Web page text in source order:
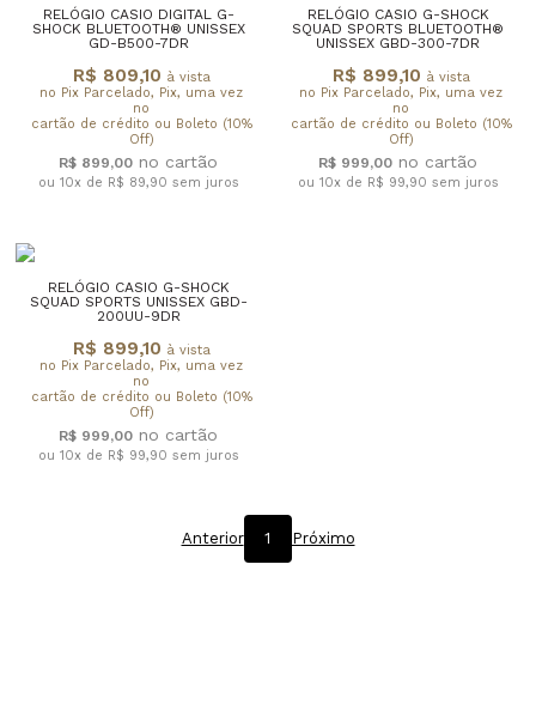
RELÓGIO CASIO DIGITAL G-
SHOCK BLUETOOTH® UNISSEX
GD-B500-7DR
R$ 809,10 à vista
no Pix Parcelado, Pix, uma vez
no
cartão de crédito ou Boleto (10%
Off)
R$ 899,00
ou 10x de R$ 89,90 sem juros
RELÓGIO CASIO G-SHOCK
SQUAD SPORTS BLUETOOTH®
UNISSEX GBD-300-7DR
R$ 899,10 à vista
no Pix Parcelado, Pix, uma vez
no
cartão de crédito ou Boleto (10%
Off)
R$ 999,00
ou 10x de R$ 99,90 sem juros
RELÓGIO CASIO G-SHOCK
SQUAD SPORTS UNISSEX GBD-
200UU-9DR
R$ 899,10 à vista
no Pix Parcelado, Pix, uma vez
no
cartão de crédito ou Boleto (10%
Off)
R$ 999,00
ou 10x de R$ 99,90 sem juros
Anterior 1 Próximo